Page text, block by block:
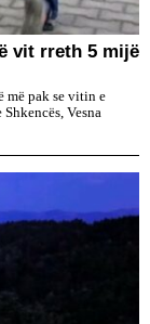
vit rreth 5 mijë
më pak se vitin e
Vesna